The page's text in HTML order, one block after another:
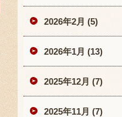
2026年2月 (5)
2026年1月 (13)
2025年12月 (7)
2025年11月 (7)